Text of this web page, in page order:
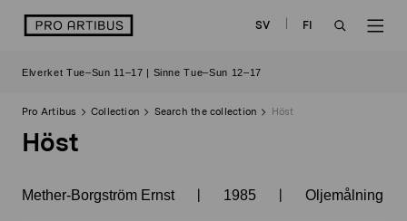
logo SV
FI
Elverket Tue–Sun 11–17 | Sinne Tue–Sun 12–17
Pro Artibus Collection Search the collection Höst
Höst
Mether-Borgström Ernst | 1985 | Oljemålning